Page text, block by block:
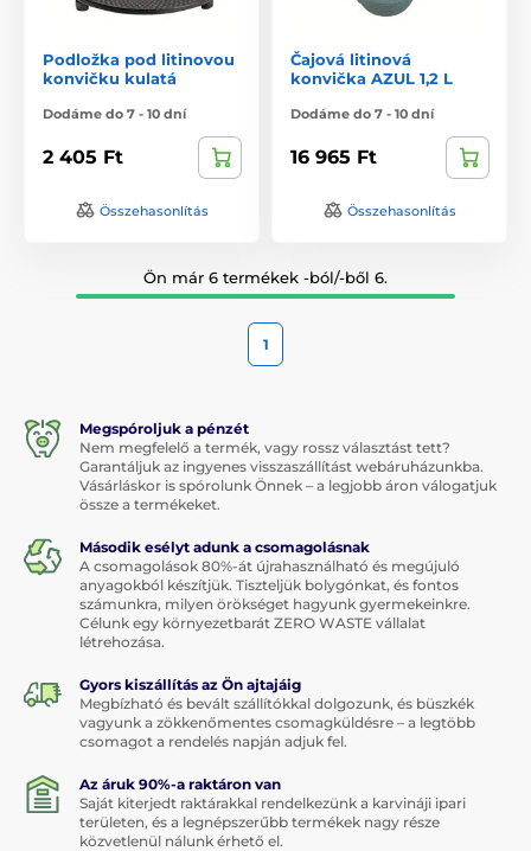
Podložka pod litinovou
konvičku kulatá
Dodáme do 7 - 10 dní
2 405 Ft
Összehasonlítás
Čajová litinová
konvička AZUL 1,2 L
Dodáme do 7 - 10 dní
16 965 Ft
Összehasonlítás
Ön már 6 termékek -ból/-ből 6.
1
Megspóroljuk a pénzét
Nem megfelelő a termék, vagy rossz választást tett?
Garantáljuk az ingyenes visszaszállítást webáruházunkba.
Vásárláskor is spórolunk Önnek – a legjobb áron válogatjuk
össze a termékeket.
Második esélyt adunk a csomagolásnak
A csomagolások 80%-át újrahasználható és megújuló
anyagokból készítjük. Tiszteljük bolygónkat, és fontos
számunkra, milyen örökséget hagyunk gyermekeinkre.
Célunk egy környezetbarát ZERO WASTE vállalat
létrehozása.
Gyors kiszállítás az Ön ajtajáig
Megbízható és bevált szállítókkal dolgozunk, és büszkék
vagyunk a zökkenőmentes csomagküldésre – a legtöbb
csomagot a rendelés napján adjuk fel.
Az áruk 90%-a raktáron van
Saját kiterjedt raktárakkal rendelkezünk a karvináji ipari
területen, és a legnépszerűbb termékek nagy része
közvetlenül nálunk érhető el.